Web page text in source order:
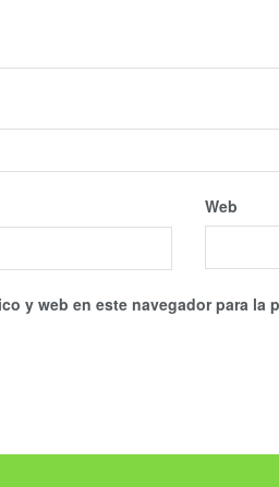
Web
y web en este navegador para la